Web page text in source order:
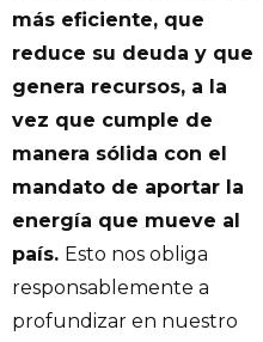
más eficiente, que
reduce su deuda y que
genera recursos, a la
vez que cumple de
manera sólida con el
mandato de aportar la
energía que mueve al
país. Esto nos obliga
responsablemente a
profundizar en nuestro